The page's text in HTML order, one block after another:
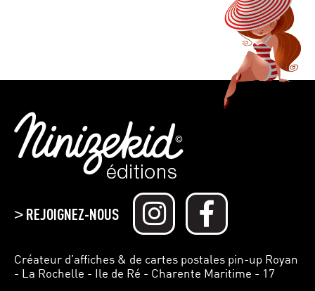
>REJOIGNEZ-NOUS
Créateur d’affiches & de cartes postales pin-up Royan
- La Rochelle - Ile de Ré - Charente Maritime - 17